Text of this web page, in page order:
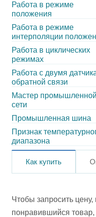
Работа в режиме
положения
Работа в режиме
интерполяции
Работа в циклических
режимах
Работа с двумя
обратной связи
Мастер промышленной
сети
Промышленная шина
Признак
диапазона
Как купить
Чтобы запросить
понравившийся